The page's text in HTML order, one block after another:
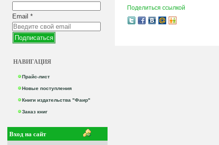
Email *
НАВИГАЦИЯ
Прайс-лист
Новые поступления
Книги издательства "Фаир"
Заказ книг
Вход на сайт
Поделиться ссылкой